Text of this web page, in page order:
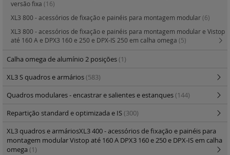
versão fixa (16)
XL3 800 - acessórios de fixação e painéis para montagem modular(6)
XL3 800 - acessórios de fixação e painéis para montagem modular e Vistop
até 160 A e DPX3 160 e 250 e DPX-IS 250 em calha omega (5)
Calha omega de alumínio 2 posições(1)
XL3 S quadros e armários(583)
Quadros modulares - encastrar e salientes e estanques(144)
Repartição standard e optimizada e IS(300)
XL3 quadros e armáriosXL3 400 - acessórios de fixação e painéis para
montagem modular Vistop até 160 A DPX3 160 e 250 e DPX-IS em calha
omega (1)